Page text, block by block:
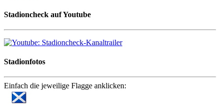
Stadioncheck auf Youtube
Stadionfotos
Einfach die jeweilige Flagge anklicken: